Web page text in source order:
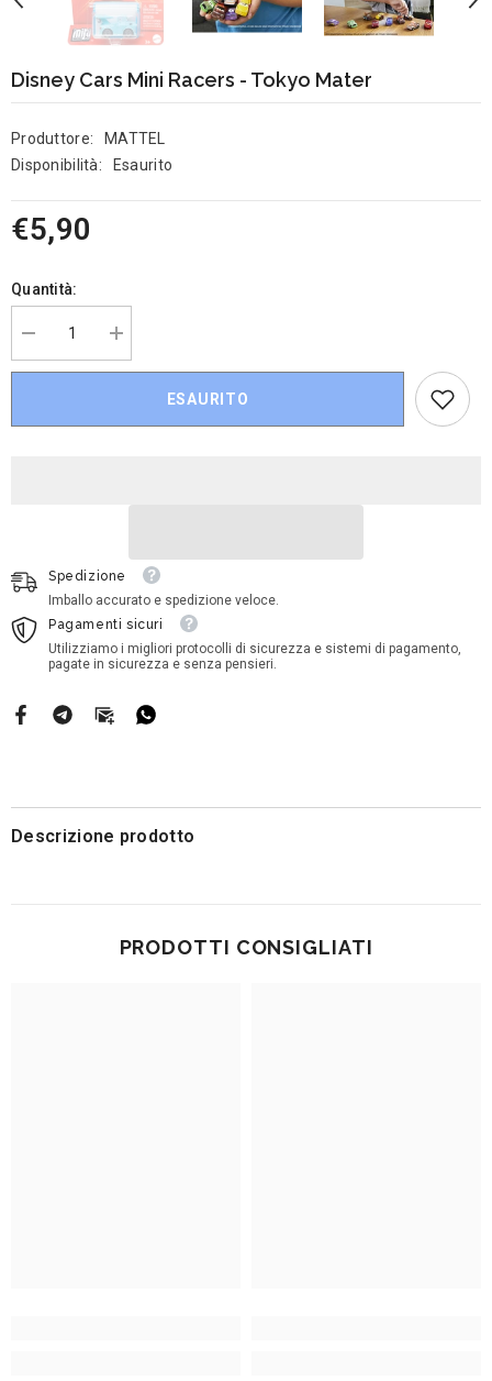
Disney Cars Mini Racers - Tokyo Mater
Produttore:
MATTEL
Disponibilità:
Esaurito
€5,90
Quantità:
Diminuire
la
quantità
Cars
Aumenta
la
quantità
Cars
Mater
ESAURITO
Spedizione
Imballo accurato e spedizione veloce.
Pagamenti sicuri
Utilizziamo i migliori protocolli di sicurezza e sistemi di pagamento,
pagate in sicurezza e senza pensieri.
Descrizione prodotto
PRODOTTI CONSIGLIATI